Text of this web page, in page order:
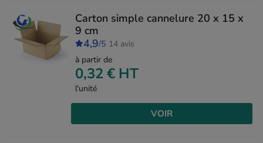
Carton simple cannelure 20 x 15 x
9 cm
4,9/5 14 avis
à partir de
0,32 € HT
l'unité
VOIR